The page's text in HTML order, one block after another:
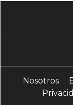
Nosotros